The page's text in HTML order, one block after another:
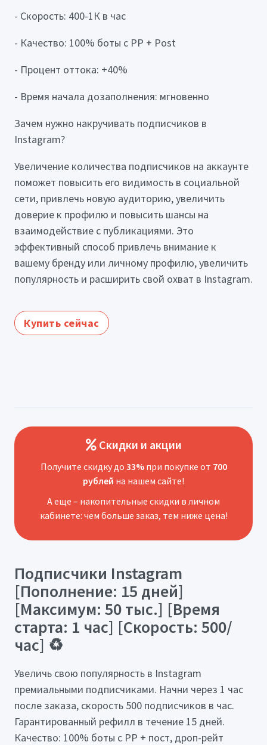
- Скорость: 400-1К в час
- Качество: 100% боты с PP + Post
- Процент оттока: +40%
- Время начала дозаполнения: мгновенно
Зачем нужно накручивать подписчиков в
Instagram?
Увеличение количества подписчиков на аккаунте
поможет повысить его видимость в социальной
сети, привлечь новую аудиторию, увеличить
доверие к профилю и повысить шансы на
взаимодействие с публикациями. Это
эффективный способ привлечь внимание к
вашему бренду или личному профилю, увеличить
популярность и расширить свой охват в Instagram.
Купить сейчас
Скидки и акции
Получите скидку до 33%при покупке от 700
рублей на нашем сайте!
А еще – накопительные скидки в личном
кабинете: чем больше заказ, тем ниже цена!
Подписчики Instagram
[Пополнение: 15 дней]
[Максимум: 50 тыс.] [Время
старта: 1 час] [Скорость: 500/
час] ♻️
Увеличь свою популярность в Instagram
премиальными подписчиками. Начни через 1 час
после заказа, скорость 500 подписчиков в час.
Гарантированный рефилл в течение 15 дней.
Качество: 100% боты с PP + пост, дроп-рейт